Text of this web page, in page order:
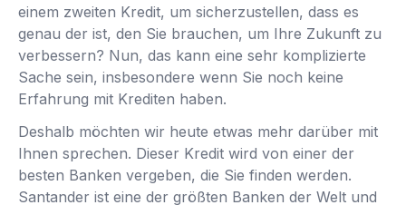
einem zweiten Kredit, um sicherzustellen, dass es
genau der ist, den Sie brauchen, um Ihre Zukunft zu
verbessern? Nun, das kann eine sehr komplizierte
Sache sein, insbesondere wenn Sie noch keine
Erfahrung mit Krediten haben.
Deshalb möchten wir heute etwas mehr darüber mit
Ihnen sprechen. Dieser Kredit wird von einer der
besten Banken vergeben, die Sie finden werden.
Santander ist eine der größten Banken der Welt und